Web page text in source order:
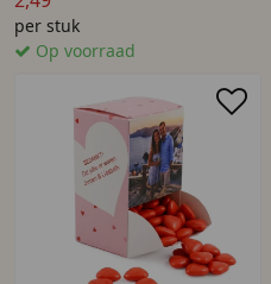
per stuk
Op voorraad